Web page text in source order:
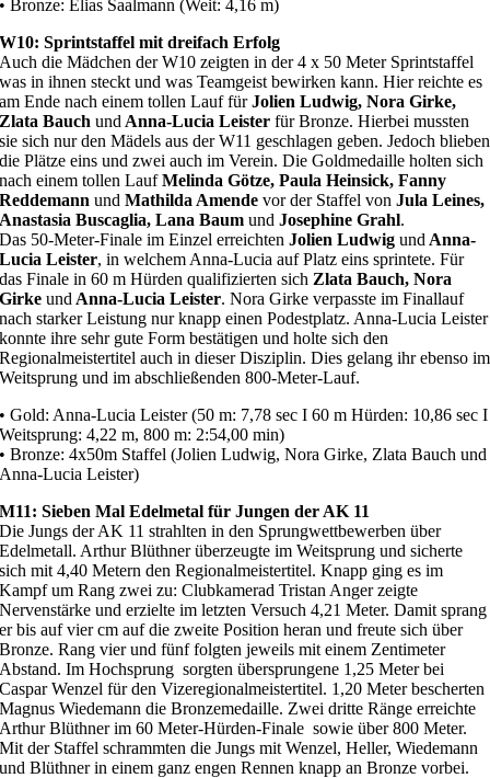
• Bronze: Elias Saalmann (Weit: 4,16 m)
W10: Sprintstaffel mit dreifach Erfolg
Auch die Mädchen der W10 zeigten in der 4 x 50 Meter Sprintstaffel
was in ihnen steckt und was Teamgeist bewirken kann. Hier reichte es
am Ende nach einem tollen Lauf fürJolien Ludwig, Nora Girke,
Zlata Bauchund Anna-Lucia Leister für Bronze. Hierbei mussten
sie sich nur den Mädels aus der W11 geschlagen geben. Jedoch blieben
die Plätze eins und zwei auch im Verein. Die Goldmedaille holten sich
nach einem tollen LaufMelinda Götze, Paula Heinsick, Fanny
ReddemannundMathilda Amende vor der Staffel vonJula Leines,
Anastasia Buscaglia, Lana Baum und Josephine Grahl.
Das 50-Meter-Finale im Einzel erreichtenJolien Ludwigund Anna-
Lucia Leister, in welchem Anna-Lucia auf Platz eins sprintete. Für
das Finale in 60 m Hürden qualifizierten sich Zlata Bauch, Nora
Girkeund Anna-Lucia Leister. Nora Girke verpasste im Finallauf
nach starker Leistung nur knapp einen Podestplatz. Anna-Lucia Leister
konnte ihre sehr gute Form bestätigen und holte sich den
Regionalmeistertitel auch in dieser Disziplin. Dies gelang ihr ebenso im
Weitsprung und im abschließenden 800-Meter-Lauf.
• Gold: Anna-Lucia Leister (50 m: 7,78 sec I 60 m Hürden: 10,86 sec I
Weitsprung: 4,22 m, 800 m: 2:54,00 min)
• Bronze: 4x50m Staffel (Jolien Ludwig, Nora Girke, Zlata Bauch und
Anna-Lucia Leister)
M11: Sieben Mal Edelmetal für Jungen der AK 11
Die Jungs der AK 11 strahlten in den Sprungwettbewerben über
Edelmetall. Arthur Blüthner überzeugte im Weitsprung und sicherte
sich mit 4,40 Metern den Regionalmeistertitel. Knapp ging es im
Kampf um Rang zwei zu: Clubkamerad Tristan Anger zeigte
Nervenstärke und erzielte im letzten Versuch 4,21 Meter. Damit sprang
er bis auf vier cm auf die zweite Position heran und freute sich über
Bronze. Rang vier und fünf folgten jeweils mit einem Zentimeter
Abstand. Im Hochsprung sorgten übersprungene 1,25 Meter bei
Caspar Wenzel für den Vizeregionalmeistertitel. 1,20 Meter bescherten
Magnus Wiedemann die Bronzemedaille. Zwei dritte Ränge erreichte
Arthur Blüthner im 60 Meter-Hürden-Finale sowie über 800 Meter.
Mit der Staffel schrammten die Jungs mit Wenzel, Heller, Wiedemann
und Blüthner in einem ganz engen Rennen knapp an Bronze vorbei.